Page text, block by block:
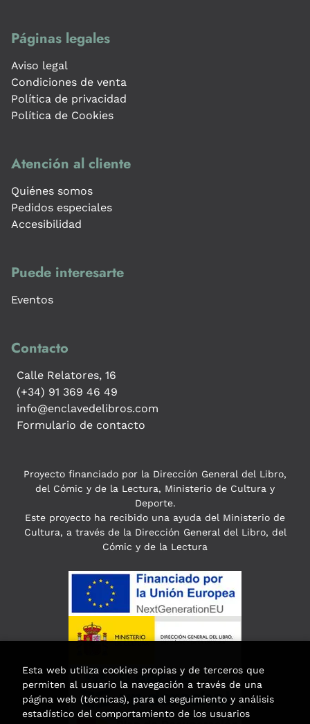
Páginas legales
Aviso legal
Condiciones de venta
Política de privacidad
Política de Cookies
Atención al cliente
Quiénes somos
Pedidos especiales
Accesibilidad
Puede interesarte
Eventos
Contacto
Calle Relatores, 16
(+34) 91 369 46 49
info@enclavedelibros.com
Formulario de contacto
Proyecto financiado por la Dirección General del Libro,
del Cómic y de la Lectura, Ministerio de Cultura y
Deporte.
Este proyecto ha recibido una ayuda del Ministerio de
Cultura, a través de la Dirección General del Libro, del
Cómic y de la Lectura
Esta web utiliza cookies propias y de terceros que
permiten al usuario la navegación a través de una
página web (técnicas), para el seguimiento y análisis
estadístico del comportamiento de los usuarios